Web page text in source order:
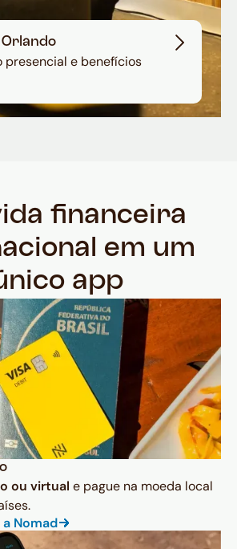
Orlando
presencial e benefícios
financeira
em um
app
ou virtual e pague na moeda local
Nomad